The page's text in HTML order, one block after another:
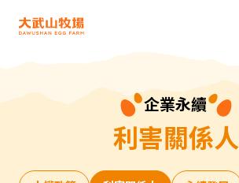
投資人專區
企業永續
利害關係人